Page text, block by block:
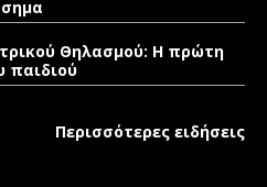
Θηλασμού: Η πρώτη
παιδιού
Περισσότερες ειδήσεις